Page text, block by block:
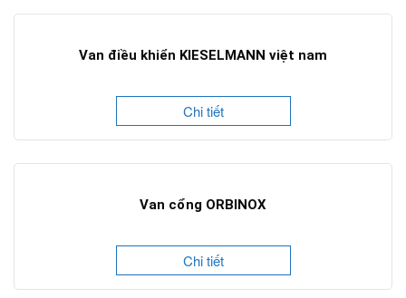
Van điều khiển KIESELMANN việt nam
Chi tiết
Van cổng ORBINOX
Chi tiết